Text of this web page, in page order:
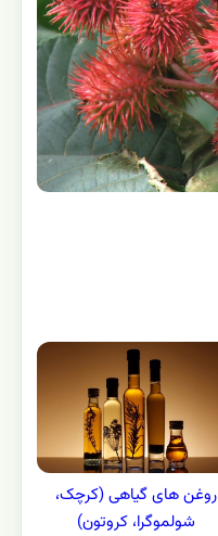
روغن های گیاهی (کرچک،
شولموگرا، کروتون)